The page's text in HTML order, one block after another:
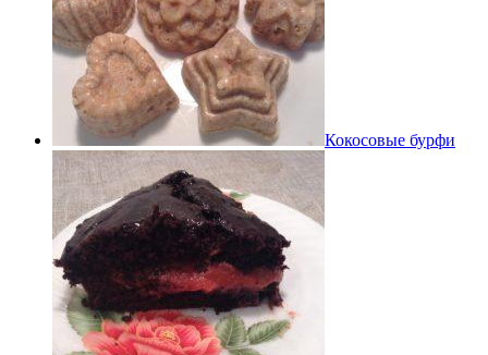
Кокосовые бурфи